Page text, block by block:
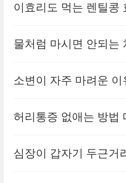
이효리도 먹는 렌틸콩
물처럼 마시면 안되는
소변이 자주 마려운
허리통증 없애는 방법
심장이 갑자기 두근거